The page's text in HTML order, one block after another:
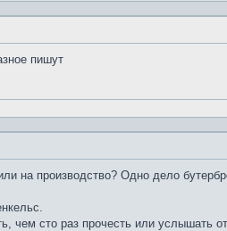
пишут
на производство? Одно дело
чем сто раз прочесть или услышать